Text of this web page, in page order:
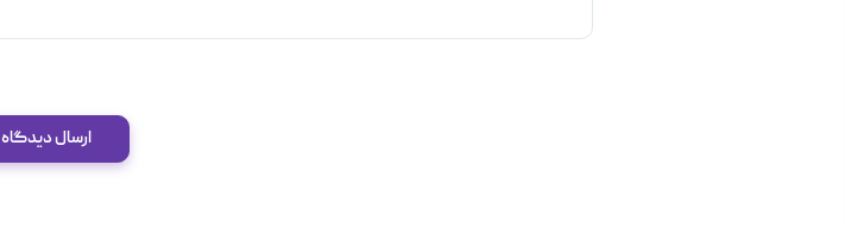
ارسال دیدگاه